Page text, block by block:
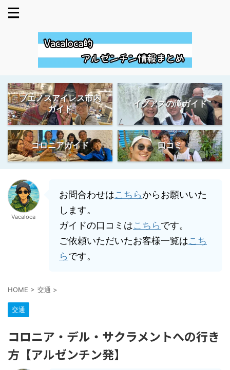
ブエノスアイレス市内
ガイド
イグアスの滝ガイド
コロニアガイド 口コミ
Vacaloca
お問合わせはこちらからお願いいた
します。
ガイドの口コミはこちらです。
ご依頼いただいたお客様一覧はこち
らです。
HOME > 交通 >
交通
コロニア・デル・サクラメントへの行き
方【アルゼンチン発】